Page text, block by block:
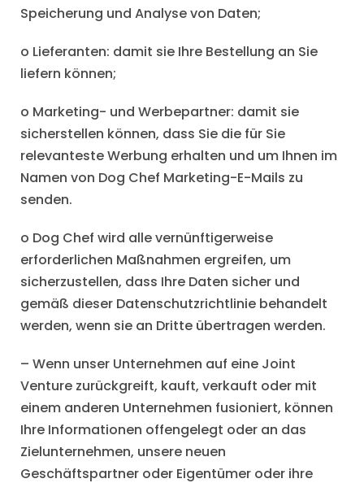
Speicherung und Analyse von Daten;
o Lieferanten: damit sie Ihre Bestellung an Sie
liefern können;
o Marketing- und Werbepartner: damit sie
sicherstellen können, dass Sie die für Sie
relevanteste Werbung erhalten und um Ihnen im
Namen von Dog Chef Marketing-E-Mails zu
senden.
o Dog Chef wird alle vernünftigerweise
erforderlichen Maßnahmen ergreifen, um
sicherzustellen, dass Ihre Daten sicher und
gemäß dieser Datenschutzrichtlinie behandelt
werden, wenn sie an Dritte übertragen werden.
– Wenn unser Unternehmen auf eine Joint
Venture zurückgreift, kauft, verkauft oder mit
einem anderen Unternehmen fusioniert, können
Ihre Informationen offengelegt oder an das
Zielunternehmen, unsere neuen
Geschäftspartner oder Eigentümer oder ihre